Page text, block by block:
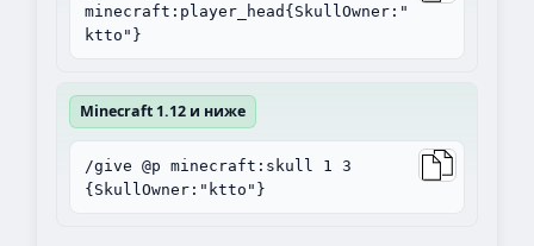
minecraft:player_head{SkullOwner:"
ktto"}
Minecraft 1.12 и ниже
/give @p minecraft:skull 1 3
{SkullOwner:"ktto"}